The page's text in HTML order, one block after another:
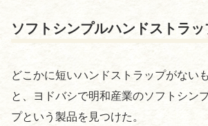
ソフトシンプルハンドストラッ
どこかに短いハンドストラップがない
と、ヨドバシで明和産業のソフトシン
プという製品を見つけた。